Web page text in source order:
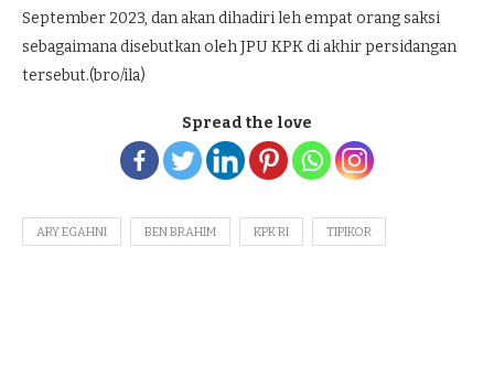
September 2023, dan akan dihadiri leh empat orang saksi
sebagaimana disebutkan oleh JPU KPK di akhir persidangan
tersebut.(bro/ila)
Spread the love
ARY EGAHNI BEN BRAHIM KPK RI TIPIKOR